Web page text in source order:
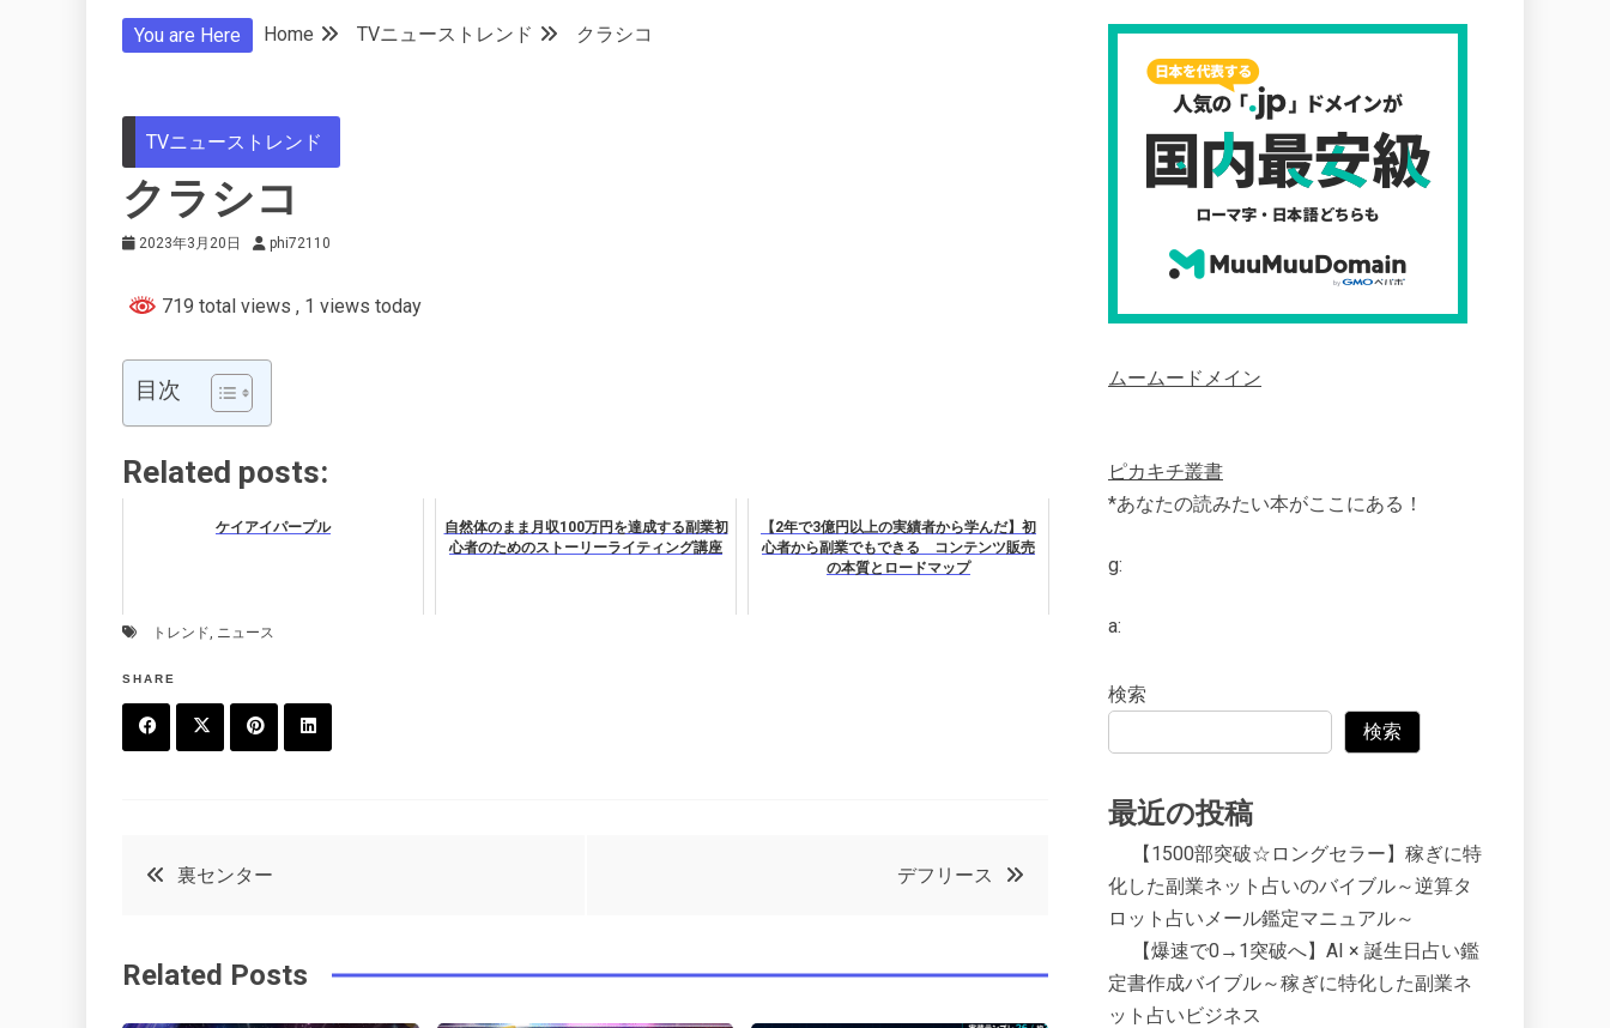
You are Here Home TVニューストレンド クラシコ
TVニューストレンド
クラシコ
2023年3月20日 phi72110
719 total views , 1 views today
目次
Related posts:
ケイアイパープル
自然体のまま月収100万円を達成する副業初
心者のためのストーリーライティング講座
【2年で3億円以上の実績者から学んだ】初
心者から副業でもできる コンテンツ販売
の本質とロードマップ
トレンド, ニュース
SHARE
o
t
r
e
e
in
投
ナ
裏センター デフリース
Related Posts
ムームードメイン
ピカキチ叢書
*あなたの読みたい本がここにある！
g:
a:
検索
検索
最近の投稿
【1500部突破☆ロングセラー】稼ぎに特
化した副業ネット占いのバイブル～逆算タ
ロット占いメール鑑定マニュアル～
【爆速で0→1突破へ】AI × 誕生日占い鑑
定書作成バイブル～稼ぎに特化した副業ネ
ット占いビジネス